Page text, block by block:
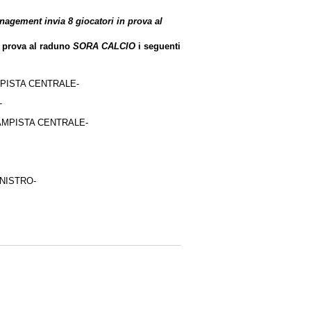
invia 8 giocatori in prova al
al raduno SORA CALCIO i seguenti
CENTRALE-
CENTRALE-